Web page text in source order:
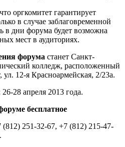
оргкомитет гарантирует
в случае заблаговременной
в дни форума будет возможна
мест в аудиториях.
форума станет Санкт-
колледж, расположенный
ул. 12-я Красноармейская, 2/23а.
26-28 апреля 2013 года.
бесплатное
(812) 251-32-67, +7 (812) 215-47-